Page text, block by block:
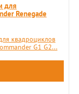
для
Renegade
квадроциклов
G1 G2...